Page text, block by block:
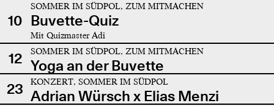
10
SOMMER IM SÜDPOL, ZUM MITMACHEN
Buvette-Quiz
Mit Quizmaster Adi
12 SOMMER IM SÜDPOL, ZUM MITMACHEN
Yoga an der Buvette
23
KONZERT, SOMMER IM SÜDPOL
Adrian Würsch x Elias Menzi